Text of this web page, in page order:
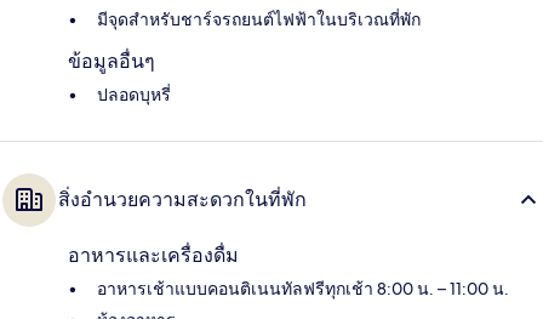
มีจุดสำหรับชาร์จรถยนต์ไฟฟ้าในบริเวณที่พัก
ข้อมูลอื่นๆ
ปลอดบุหรี่
สิ่งอำนวยความสะดวกในที่พัก
อาหารและเครื่องดื่ม
อาหารเช้าแบบคอนติเนนทัลฟรีทุกเช้า 8:00 น. – 11:00 น.